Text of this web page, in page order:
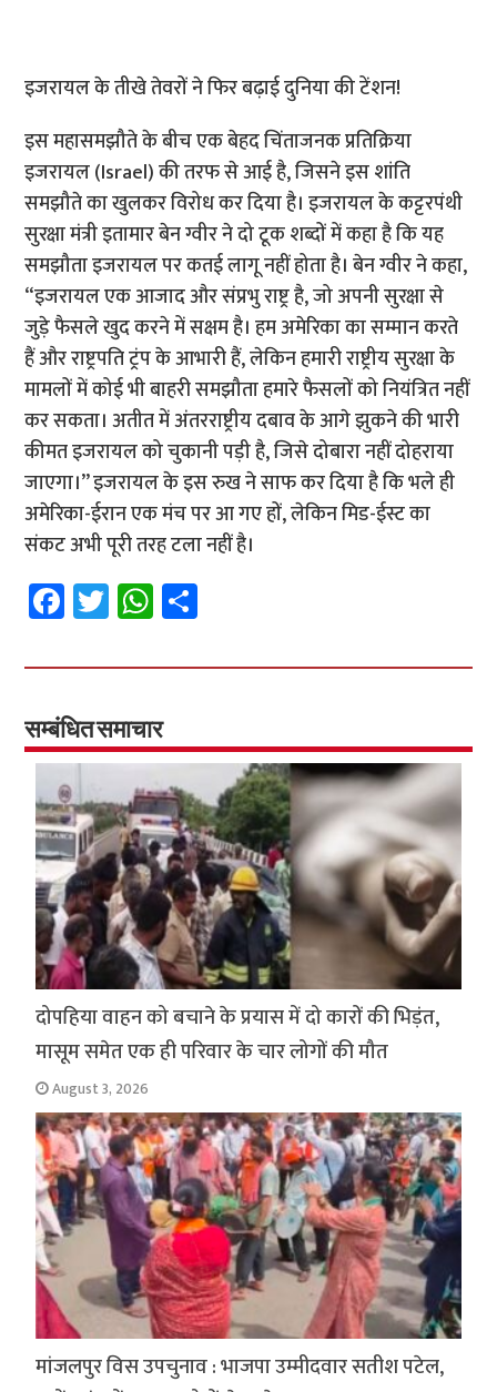
इजरायल के तीखे तेवरों ने फिर बढ़ाई दुनिया की टेंशन!
इस महासमझौते के बीच एक बेहद चिंताजनक प्रतिक्रिया
इजरायल (Israel) की तरफ से आई है, जिसने इस शांति
समझौते का खुलकर विरोध कर दिया है। इजरायल के कट्टरपंथी
सुरक्षा मंत्री इतामार बेन ग्वीर ने दो टूक शब्दों में कहा है कि यह
समझौता इजरायल पर कतई लागू नहीं होता है। बेन ग्वीर ने कहा,
“इजरायल एक आजाद और संप्रभु राष्ट्र है, जो अपनी सुरक्षा से
जुड़े फैसले खुद करने में सक्षम है। हम अमेरिका का सम्मान करते
हैं और राष्ट्रपति ट्रंप के आभारी हैं, लेकिन हमारी राष्ट्रीय सुरक्षा के
मामलों में कोई भी बाहरी समझौता हमारे फैसलों को नियंत्रित नहीं
कर सकता। अतीत में अंतरराष्ट्रीय दबाव के आगे झुकने की भारी
कीमत इजरायल को चुकानी पड़ी है, जिसे दोबारा नहीं दोहराया
जाएगा।” इजरायल के इस रुख ने साफ कर दिया है कि भले ही
अमेरिका-ईरान एक मंच पर आ गए हों, लेकिन मिड-ईस्ट का
संकट अभी पूरी तरह टला नहीं है।
Fa
ce
b
o
o
k
T
wi
tt
er
W
h
at
sA
p
p
ar
सम्बंधित समाचार
दोपहिया वाहन को बचाने के प्रयास में दो कारों की भिड़ंत,
मासूम समेत एक ही परिवार के चार लोगों की मौत
August 3, 2026
मांजलपुर विस उपचुनाव : भाजपा उम्मीदवार सतीश पटेल,